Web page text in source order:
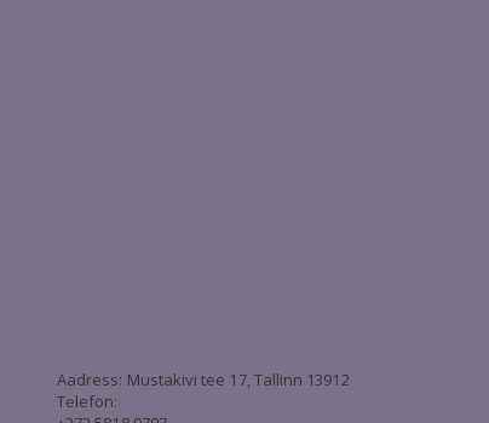
Aadress: Mustakivi tee 17, Tallinn 13912
Telefon: